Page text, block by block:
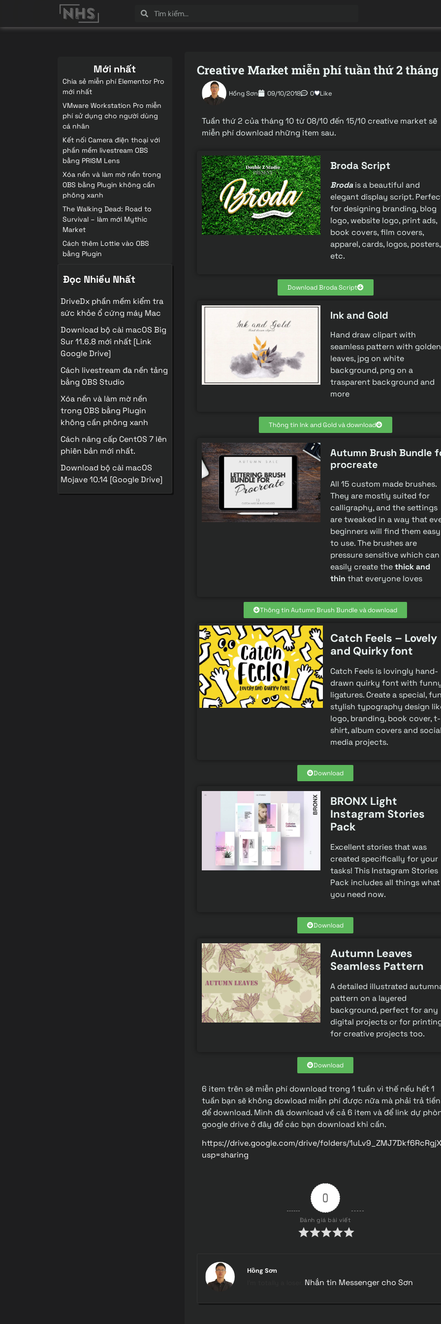
Mới nhất
Chia sẻ miễn phí Elementor Pro
mới nhất
VMware Workstation Pro miễn
phí sử dụng cho người dùng
cá nhân
Kết nối Camera điện thoại với
phần mềm livestream OBS
bằng PRISM Lens
Xóa nền và làm mờ nền trong
OBS bằng Plugin không cần
phông xanh
The Walking Dead: Road to
Survival – làm mới Mythic
Market
Cách thêm Lottie vào OBS
bằng Plugin
Đọc Nhiều Nhất
DriveDx phần mềm kiểm tra
sức khỏe ổ cứng máy Mac
Download bộ cài macOS Big
Sur 11.6.8 mới nhất [Link
Google Drive]
Cách livestream đa nền tảng
bằng OBS Studio
Xóa nền và làm mờ nền
trong OBS bằng Plugin
không cần phông xanh
Cách nâng cấp CentOS 7 lên
phiên bản mới nhất.
Download bộ cài macOS
Mojave 10.14 [Google Drive]
Creative Market miễn phí tuần thứ 2 tháng
Hồng Sơn 09/10/2018 0 Like
Tuần thứ 2 của tháng 10 từ 08/10 đến 15/10 creative market sẽ
miễn phí download những item sau.
Broda Script
Brodais a beautiful and
elegant display script.
for designing branding, blog
logo, website logo, print ads,
book covers, film covers,
apparel, cards, logos, posters,
etc.
Download Broda Script
Ink and Gold
Hand draw clipart with
seamless pattern with golden
leaves, jpg on white
background, png on a
trasparent background and
more
Thông tin Ink and Gold và download
Autumn Brush Bundle
procreate
All 15 custom made brushes.
They are mostly suited for
calligraphy, and the settings
are tweaked in a way that
beginners will find them easy
to use. The brushes are
pressure sensitive which can
easily create thethick and
thin that everyone loves
Thông tin Autumn Brush Bundle và download
Catch Feels – Lovely
and Quirky font
Catch Feels is lovingly hand-
drawn quirky font with
ligatures. Create a special,
stylish typography design
logo, branding, book cover, t-
shirt, album covers and
media projects.
Download
BRONX Light
Instagram Stories
Pack
Excellent stories​ that was
created specifically for your
tasks! This Instagram Stories
Pack includes all things what
you need now.
Download
Autumn Leaves
Seamless Pattern
A detailed illustrated
pattern on a layered
background, perfect for any
digital projects or for
for creative projects too.
Download
6 item trên sẽ miễn phí download trong 1 tuần vì thế nếu hết 1
tuần bạn sẽ không dowload miễn phí được nữa mà phải trả tiền
để download. Mình đã download về cả 6 item và để link dự
google drive ở đây để các bạn download khi cần.
https://drive.google.com/drive/folders/
usp=sharing
0
Đánh giá bài viết
Hồng Sơn
Nhắn tin Messenger cho Sơn